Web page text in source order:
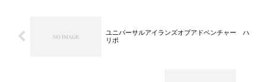
ユニバーサルアイランズオブアドベンチャー ハ
リポ